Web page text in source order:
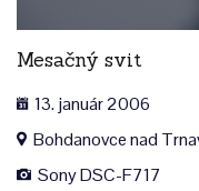
Mesačný svit
13. január 2006
Bohdanovce nad
Sony DSC-F717